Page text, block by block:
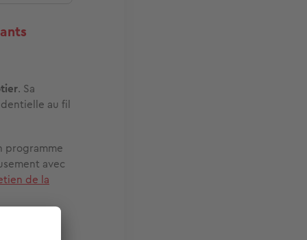
. Sa
au fil
programme
avec
de la